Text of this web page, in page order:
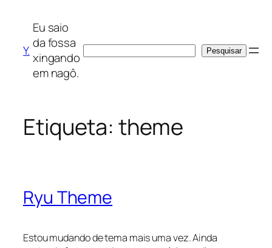
conteúdo
Y.
Eu saio
da fossa
xingando
em nagô.
Pesquisar
Etiqueta: theme
Ryu Theme
Estou mudando de tema mais uma vez. Ainda